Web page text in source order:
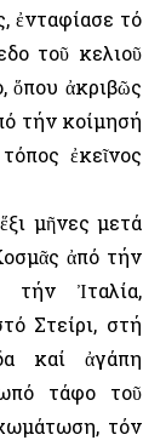
ἐνταφίασε τό
τοῦ κελιοῦ
ὅπου ἀκριβῶς
τήν κοίμησή
ἐκεῖνος
μῆνες μετά
ἀπό τήν
τήν Ἰταλία,
Στείρι, στή
καί ἀγάπη
τάφο τοῦ
τόν